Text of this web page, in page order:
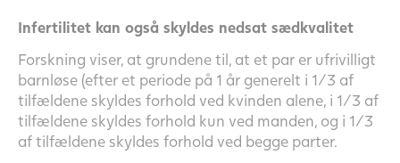
Infertilitet kan også skyldes nedsat sædkvalitet
Forskning viser, at grundene til, at et par er ufrivilligt
barnløse (efter et periode på 1 år generelt i 1/3 af
tilfældene skyldes forhold ved kvinden alene, i 1/3 af
tilfældene skyldes forhold kun ved manden, og i 1/3
af tilfældene skyldes forhold ved begge parter.